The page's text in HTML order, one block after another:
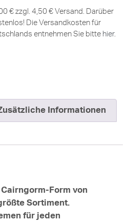
€ zzgl. 4,50 € Versand. Darüber
Die Versandkosten für
entnehmen Sie bitte hier.
Informationen
Form von
Sortiment.
für jeden